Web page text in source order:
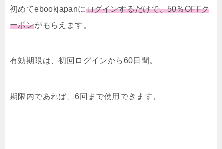
初めてebookjapanにログインするだけで、50％OFFク
ーポンがもらえます。
有効期限は、初回ログインから60日間。
期限内であれば、6回まで使用できます。